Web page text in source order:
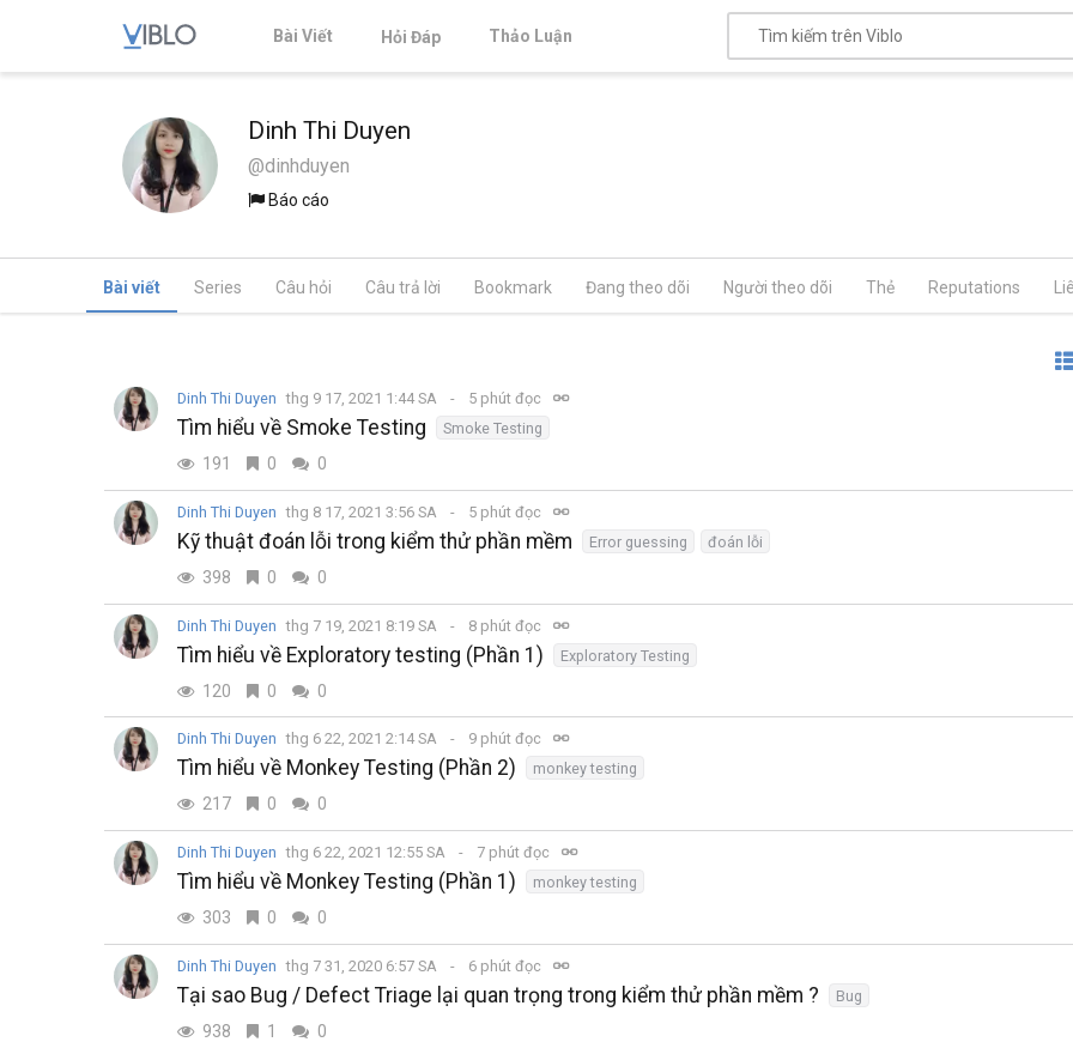
Bài Viết Hỏi Đáp Thảo Luận
Dinh Thi Duyen
@dinhduyen
Báo cáo
Bài viết Series Câu hỏi Câu trả lời Bookmark Đang theo dõi Người theo dõi Thẻ Reputations
Dinh Thi Duyen thg 9 17, 2021 1:44 SA 5 phút đọc
Tìm hiểu về Smoke Testing Smoke Testing
191 0 0
Dinh Thi Duyen thg 8 17, 2021 3:56 SA 5 phút đọc
Kỹ thuật đoán lỗi trong kiểm thử phần mềm Error guessing đoán lỗi
398 0 0
Dinh Thi Duyen thg 7 19, 2021 8:19 SA 8 phút đọc
Tìm hiểu về Exploratory testing (Phần 1) Exploratory Testing
120 0 0
Dinh Thi Duyen thg 6 22, 2021 2:14 SA 9 phút đọc
Tìm hiểu về Monkey Testing (Phần 2) monkey testing
217 0 0
Dinh Thi Duyen thg 6 22, 2021 12:55 SA 7 phút đọc
Tìm hiểu về Monkey Testing (Phần 1) monkey testing
303 0 0
Dinh Thi Duyen thg 7 31, 2020 6:57 SA 6 phút đọc
Tại sao Bug / Defect Triage lại quan trọng trong kiểm thử phần mềm ? Bug
938 1 0